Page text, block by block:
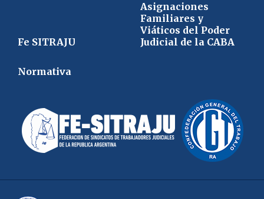
Fe SITRAJU
Asignaciones
Familiares y
Viáticos del Poder
Judicial de la CABA
Normativa